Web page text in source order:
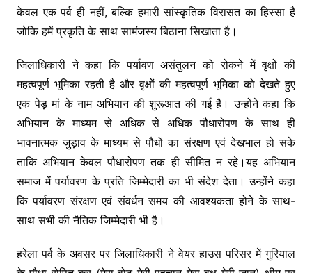
केवल एक पर्व ही नहीं, बल्कि हमारी सांस्कृतिक विरासत का हिस्सा है
जोकि हमें प्रकृति के साथ सामंजस्य बिठाना सिखाता है।
जिलाधिकारी ने कहा कि पर्यावण असंतुलन को रोकने में वृक्षों की
महत्वपूर्ण भूमिका रहती है और वृक्षों की महत्वपूर्ण भूमिका को देखते हुए
एक पेड़ मां के नाम अभियान की शुरूआत की गई है। उन्होंने कहा कि
अभियान के माध्यम से अधिक से अधिक पौधारोपण के साथ ही
भावनात्मक जुड़ाव के माध्यम से पौधों का संरक्षण एवं देखभाल हो सके
ताकि अभियान केवल पौधारोपण तक ही सीमित न रहे।यह अभियान
समाज में पर्यावरण के प्रति जिम्मेदारी का भी संदेश देता। उन्होंने कहा
कि पर्यावरण संरक्षण एवं संवर्धन समय की आवश्यकता होने के साथ-
साथ सभी की नैतिक जिम्मेदारी भी है।
हरेला पर्व के अवसर पर जिलाधिकारी ने वेयर हाउस परिसर में गुरियाल